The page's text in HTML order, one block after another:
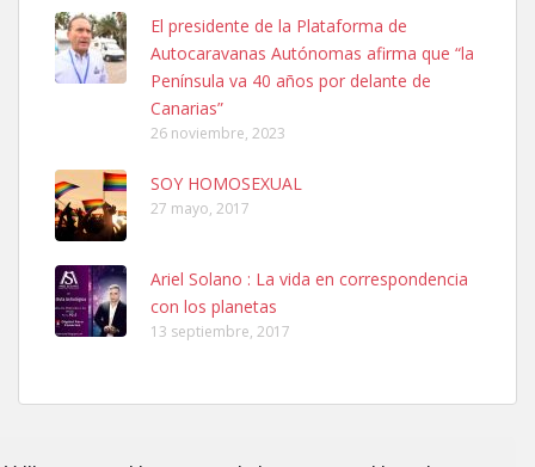
SHIBA PERDIDO AVDA JOSE MESA Y LOPEZ
PERRO MACHO RAZA SHIBA CON MICROCHIP PERDIDO HOY
06/07/2025 ZONA MESA Y LOPEZ. ES MUY ASUSTADIZO
Leales.org » Gran Canaria
6.7.2025
Ninfa perdida
El día 5 se los perdió una ninfa papillera, asustada tiene miedo a la
calle, se perdió por la zon...
El presidente de la Plataforma de
Autocaravanas Autónomas afirma que “la
Península va 40 años por delante de
Canarias”
26 noviembre, 2023
SOY HOMOSEXUAL
27 mayo, 2017
Ariel Solano : La vida en correspondencia
con los planetas
13 septiembre, 2017